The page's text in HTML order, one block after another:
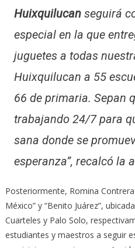
Huixquilucanseguirá
especial en la que
juguetes a todas
Huixquilucan a 55
66 de primaria. Sepan
trabajando 24/7 para
sana donde se
esperanza”, recalcó la
Posteriormente, Romina
México” y “Benito Juárez”,
Cuarteles y Palo Solo,
estudiantes y maestros a seguir